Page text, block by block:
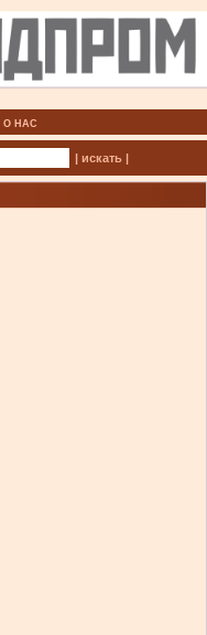
О НАС
| искать |